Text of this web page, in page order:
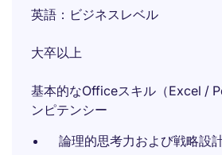
英語：ビジネスレベル
大卒以上
基本的なOfficeスキル（Excel /
ンピテンシー
論理的思考力および戦略設